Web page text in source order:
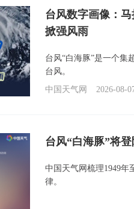
台风数字画像：
掀强风雨
台风“白海豚”是一个集
台风。
中国天气网
2026-08-
台风“白海豚”将
中国天气网梳理1949年
律。